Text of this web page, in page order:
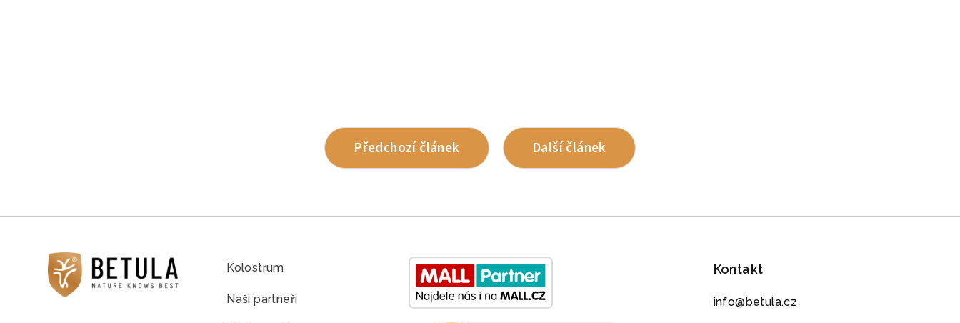
Předchozí článek Další článek
Kolostrum
Naši partneři
Kontakt
info@betula.cz